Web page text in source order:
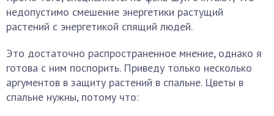
недопустимо смешение энергетики растущий
растений с энергетикой спящий людей.
Это достаточно распространенное мнение, однако я
готова с ним поспорить. Приведу только несколько
аргументов в защиту растений в спальне. Цветы в
спальне нужны, потому что: